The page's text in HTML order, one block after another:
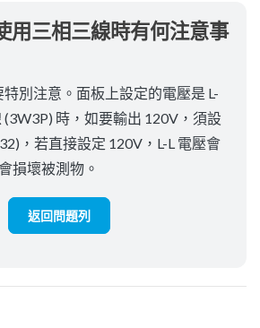
用三相三線時有何注意事
別注意。面板上設定的電壓是 L-
時，如要輸出 120V，須設
，若直接設定 120V，L-L 電壓會
損壞被測物。
返回問題列